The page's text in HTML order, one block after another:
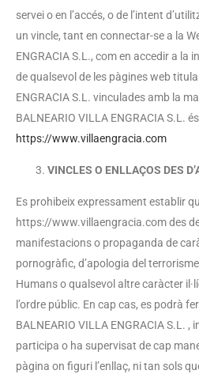
servei o en l’accés, o de l’intent
un vincle, tant en connectar-se a la
ENGRACIA S.L., com en accedir a la
de qualsevol de les pàgines web
ENGRACIA S.L. vinculades amb la
BALNEARIO VILLA ENGRACIA S.L.
https://www.villaengracia.com
VINCLES O ENLLAÇOS DES
Es prohibeix expressament establir
https://www.villaengracia.com des
manifestacions o propaganda de
pornogràfic, d’apologia del
Humans o qualsevol altre caràcter
l’ordre públic. En cap cas, es podrà
BALNEARIO VILLA ENGRACIA S.L. ,
participa o ha supervisat de cap
pàgina on figuri l’enllaç, ni tan sols